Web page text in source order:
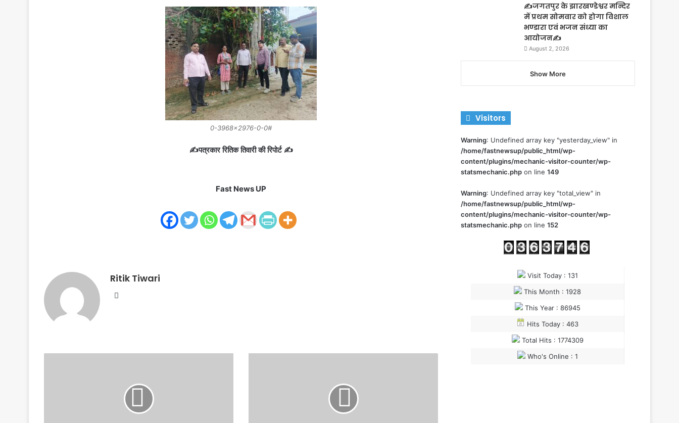
0-3968×2976-0-0#
✍️पत्रकार रितिक तिवारी की रिपोर्ट ✍️
Fast News UP
Ritik Tiwari
Website
✍️जगतपुर के झारखण्डेश्वर मन्दिर
में प्रथम सोमवार को होगा विशाल
भण्डारा एवं भजन संध्या का
आयोजन✍️
August 2, 2026
Show More
Visitors
Warning: Undefined array key "yesterday_view" in
/home/fastnewsup/public_html/wp-
content/plugins/mechanic-visitor-counter/wp-
statsmechanic.php on line149
Warning: Undefined array key "total_view" in
/home/fastnewsup/public_html/wp-
content/plugins/mechanic-visitor-counter/wp-
statsmechanic.php on line152
Visit Today : 131
This Month : 1928
This Year : 86945
Hits Today : 463
Total Hits : 1774309
Who's Online : 1